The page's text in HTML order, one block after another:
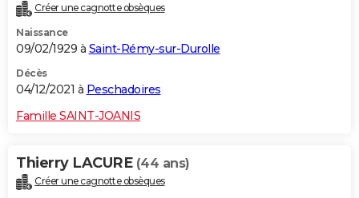
Créer une cagnotte obsèques
Naissance
09/02/1929 à Saint-Rémy-sur-Durolle
Décès
04/12/2021 à Peschadoires
Famille SAINT-JOANIS
Thierry LACURE (44 ans)
Créer une cagnotte obsèques